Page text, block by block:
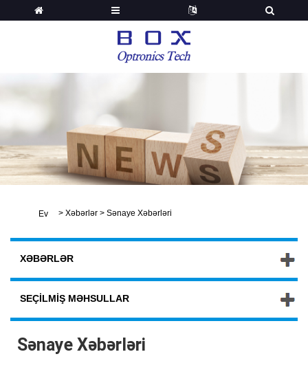
Ev > Xəbərlər > Sənaye Xəbərləri
XƏBƏRLƏR
SEÇILMIŞ MƏHSULLAR
Sənaye Xəbərləri